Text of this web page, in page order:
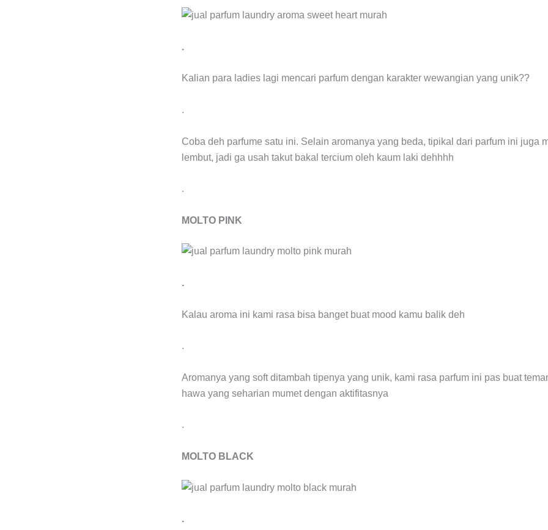
.
Kalian para ladies lagi mencari parfum dengan karakter wewangian yang unik??
.
Coba deh parfume satu ini. Selain aromanya yang beda, tipikal dari parfum ini juga
lembut, jadi ga usah takut bakal tercium oleh kaum laki dehhhh
.
MOLTO PINK
.
Kalau aroma ini kami rasa bisa banget buat mood kamu balik deh
.
Aromanya yang soft ditambah tipenya yang unik, kami rasa parfum ini pas buat
hawa yang seharian mumet dengan aktifitasnya
.
MOLTO BLACK
.